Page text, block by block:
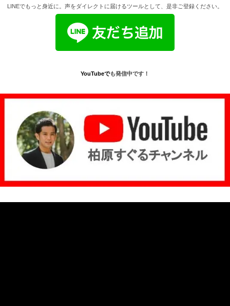
LINEでもっと身近に。声をダイレクトに届けるツールとして、是非ご登録ください。
YouTubeでも発信中です！